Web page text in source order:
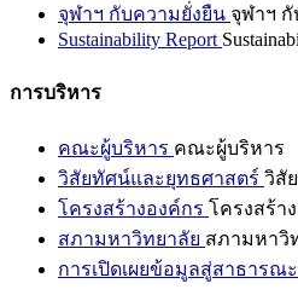
จุฬาฯ กับความยั่งยืน จุฬาฯ
Sustainability Report
การบริหาร
คณะผู้บริหาร คณะผู้บริหาร
วิสัยทัศน์และยุทธศาสตร์ วิสั
โครงสร้างองค์กร โครงสร้า
สภามหาวิทยาลัย สภามหาวิ
การเปิดเผยข้อมูลสู่สาธารณะ